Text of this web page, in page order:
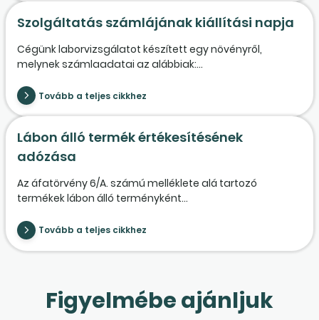
Szolgáltatás számlájának kiállítási napja
Cégünk laborvizsgálatot készített egy növényről,
melynek számlaadatai az alábbiak:...
Tovább a teljes cikkhez
Lábon álló termék értékesítésének
adózása
Az áfatörvény 6/A. számú melléklete alá tartozó
termékek lábon álló terményként...
Tovább a teljes cikkhez
Figyelmébe ajánljuk